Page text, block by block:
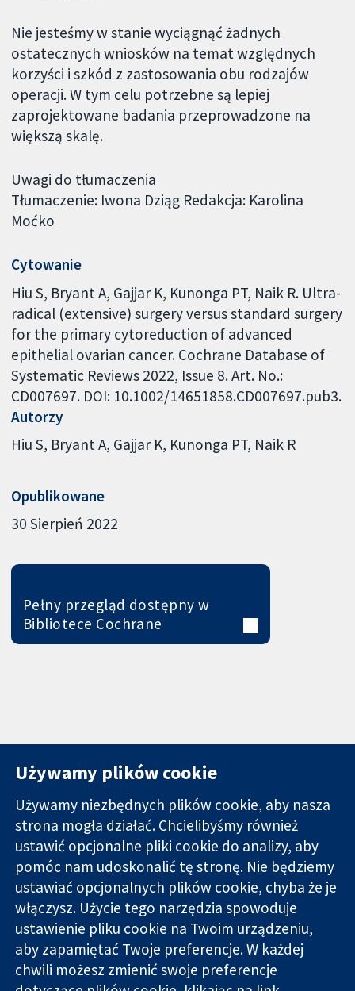
Nie jesteśmy w stanie wyciągnąć żadnych
ostatecznych wniosków na temat względnych
korzyści i szkód z zastosowania obu rodzajów
operacji. W tym celu potrzebne są lepiej
zaprojektowane badania przeprowadzone na
większą skalę.
Uwagi do tłumaczenia
Tłumaczenie: Iwona Dziąg Redakcja: Karolina
Moćko
Cytowanie
Hiu S, Bryant A, Gajjar K, Kunonga PT, Naik R. Ultra-
radical (extensive) surgery versus standard surgery
for the primary cytoreduction of advanced
epithelial ovarian cancer. Cochrane Database of
Systematic Reviews 2022, Issue 8. Art. No.:
CD007697. DOI: 10.1002/14651858.CD007697.pub3.
Autorzy
Hiu S Bryant A Gajjar K Kunonga PT Naik R
Opublikowane
30 Sierpień 2022
Pełny przegląd dostępny w
Bibliotece Cochrane
Wiarygodne dane
naukowe.
Świadome
decyzje.
Lepsze zdrowie.
11-13 Cavendish
Square
Londyn
W1G 0AN
Wielka Brytania
Kontakt
Nowości
Biuro
prasowe
O nas
Praca
Cochrane
Library
Używamy plików cookie
Używamy niezbędnych plików cookie, aby nasza
strona mogła działać. Chcielibyśmy również
ustawić opcjonalne pliki cookie do analizy, aby
pomóc nam udoskonalić tę stronę. Nie będziemy
ustawiać opcjonalnych plików cookie, chyba że je
włączysz. Użycie tego narzędzia spowoduje
ustawienie pliku cookie na Twoim urządzeniu,
aby zapamiętać Twoje preferencje. W każdej
chwili możesz zmienić swoje preferencje